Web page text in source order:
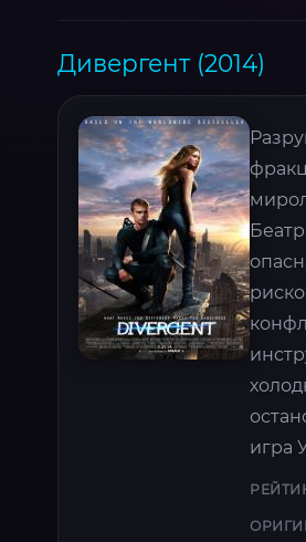
Дивергент (2014)
игра